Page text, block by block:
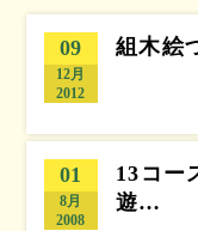
09
12月
2012
組木絵
01
8月
2008
13コー
遊…